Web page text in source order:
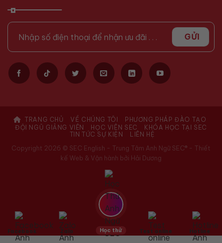
TRANG CHỦ VỀ CHÚNG TÔI
PHƯƠNG PHÁP ĐÀO TẠO
ĐỘI NGŨ GIẢNG VIÊN
HỌC VIÊN SEC
KHÓA HỌC TẠI SEC
TIN TỨC SỰ KIỆN
LIÊN HỆ
Copyright 2026 © SEC English - Trung Tâm Anh Ngữ SEC® - Thiết
kế Web & Vận hành bởi Hải Dương
Facebook Zalo Học thử Test online Hotline